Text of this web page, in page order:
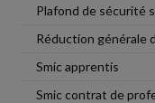
Plafond de sécurité
Réduction générale
Smic apprentis
Smic contrat de